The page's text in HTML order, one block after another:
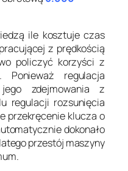
ile kosztuje czas
z prędkością
policzyć korzyści z
Ponieważ regulacja
zdejmowania z
regulacji rozsunięcia
przekręcenie klucza o
dokonało
przestój maszyny